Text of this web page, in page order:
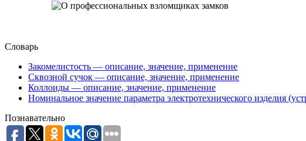
Словарь
Закомелистость — описание, значение, применение
Сквозной сучок — описание, значение, применение
Коллоиды — описание, значение, применение
Номинальное значение параметра электротехнического изделия
Познавательно